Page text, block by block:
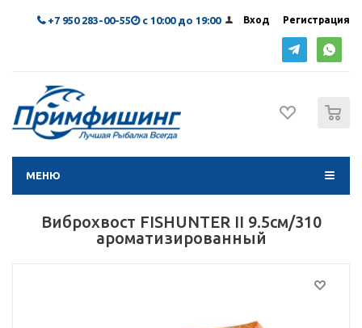
Вход Регистрация
+7 950 283-00-55 с 10:00 до 19:00
МЕНЮ
Виброхвост FISHUNTER II 9.5см/310
ароматизированный